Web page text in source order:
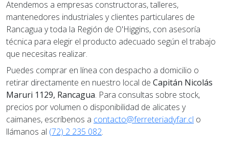
Atendemos a empresas constructoras, talleres,
mantenedores industriales y clientes particulares de
Rancagua y toda la Región de O'Higgins, con asesoría
técnica para elegir el producto adecuado según el trabajo
que necesitas realizar.
Puedes comprar en línea con despacho a domicilio o
retirar directamente en nuestro local de Capitán Nicolás
Maruri 1129, Rancagua. Para consultas sobre stock,
precios por volumen o disponibilidad de alicates y
caimanes, escríbenos a contacto@ferreteriadyfar.cl o
llámanos al (72) 2 235 082.